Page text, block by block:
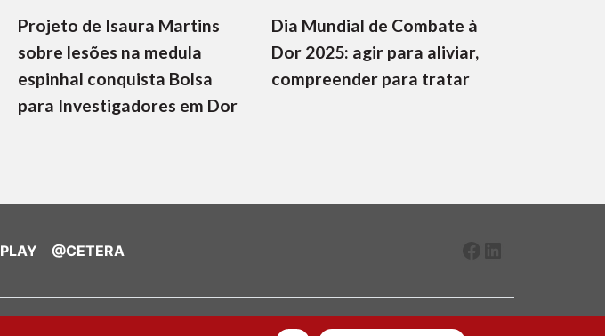
Projeto de Isaura Martins
sobre lesões na medula
espinhal conquista Bolsa
para Investigadores em Dor
Dia Mundial de Combate à
Dor 2025: agir para aliviar,
compreender para tratar
PLAY @CETERA